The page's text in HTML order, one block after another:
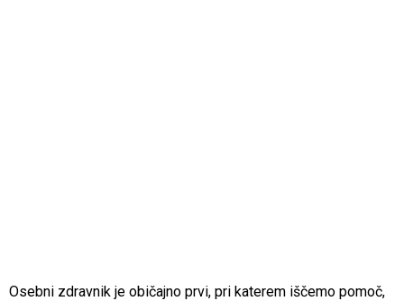
Osebni zdravnik je običajno prvi, pri katerem iščemo pomoč,